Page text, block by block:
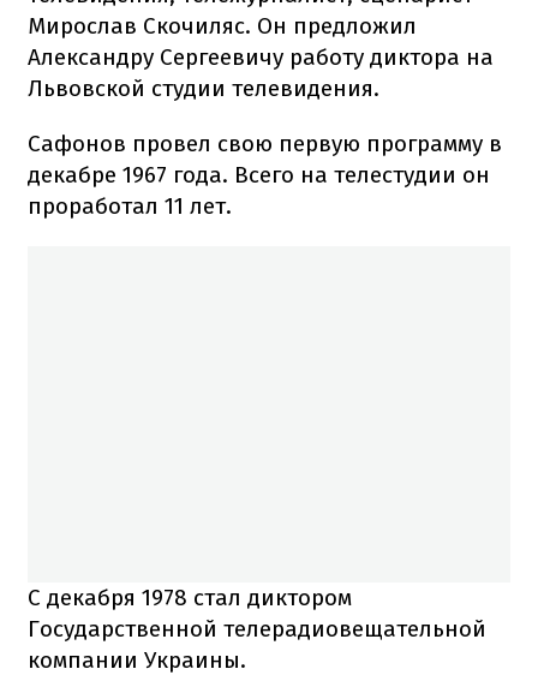
Мирослав Скочиляс. Он предложил
Александру Сергеевичу работу диктора на
Львовской студии телевидения.
Сафонов провел свою первую программу в
декабре 1967 года. Всего на телестудии он
проработал 11 лет.
С декабря 1978 стал диктором
Государственной телерадиовещательной
компании Украины.